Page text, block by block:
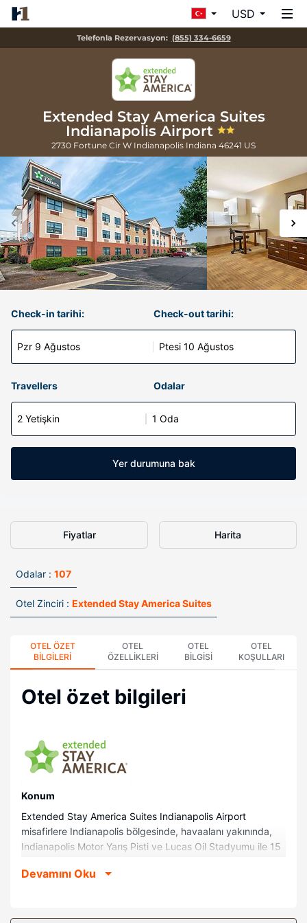
USD
Telefonla Rezervasyon: (855) 334-6659
Extended Stay America Suites
Indianapolis Airport
2730 Fortune Cir W Indianapolis Indiana 46241 US
Check-in tarihi:
Pzr 9 Ağustos
Check-out tarihi:
Ptesi 10 Ağustos
Travellers Odalar
2 Yetişkin 1 Oda
Yer durumuna bak
Fiyatlar Harita
Odalar : 107
Otel Zinciri : Extended Stay America Suites
OTEL ÖZET
BILGILERI
OTEL
ÖZELLIKLERI
OTEL
BILGISI
OTEL
KOŞULLARI
Otel özet bilgileri
Konum
Extended Stay America Suites Indianapolis Airport
misafirlere Indianapolis bölgesinde, havaalanı yakınında,
Indianapolis Motor Yarış Pisti ve Lucas Oil Stadyumu ile 15
otel Indiana Kongre Merkezi ile 7,2 mi (11,5 km) ve
Devamını Oku